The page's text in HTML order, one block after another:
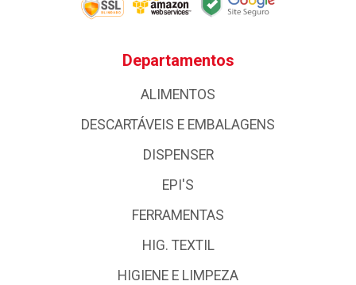
Departamentos
ALIMENTOS
DESCARTÁVEIS E EMBALAGENS
DISPENSER
EPI'S
FERRAMENTAS
HIG. TEXTIL
HIGIENE E LIMPEZA